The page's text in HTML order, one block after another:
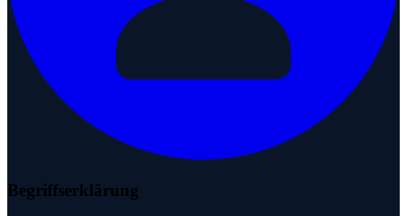
Begriffserklärung